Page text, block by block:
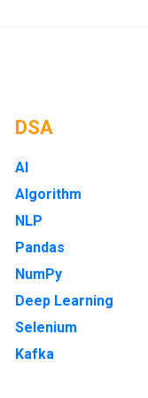
DSA
AI
Algorithm
NLP
Pandas
NumPy
Deep Learning
Selenium
Kafka